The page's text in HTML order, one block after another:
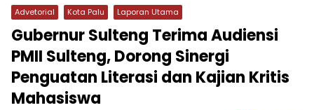
Advetorial Kota Palu Laporan Utama
Gubernur Sulteng Terima Audiensi
PMII Sulteng, Dorong Sinergi
Penguatan Literasi dan Kajian Kritis
Mahasiswa